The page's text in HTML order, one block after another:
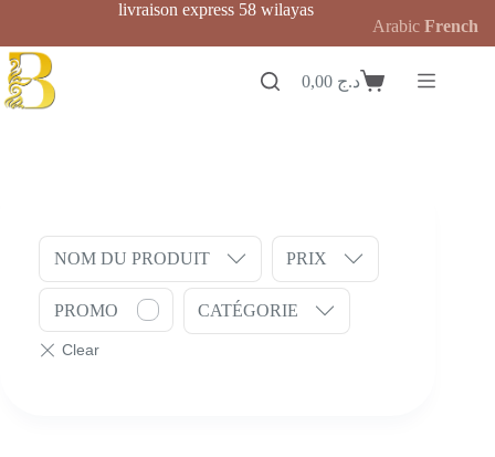
contenu
livraison express 58 wilayas
Panierد.ج
NOM DU PRODUIT PRIX
PROMO CATÉGORIE
Arabic French